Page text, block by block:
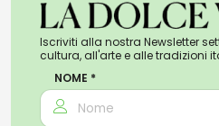
Iscriviti alla nostra Newsletter
cultura, all'arte e alle tradizioni
NOME *